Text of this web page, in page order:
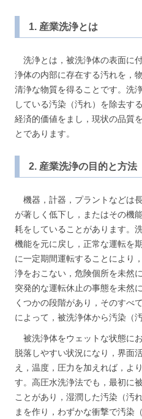
1. 産業洗浄とは
洗浄とは，被洗浄体の表面に
浄体の内部に存在する汚れを，
清浄な物質を得ることです。洗
している汚染（汚れ）を除去す
経済的価値をまし，現状の品質
とであります。
2. 産業洗浄の目的と方法
機器，計器，プラントなどは
が著しく低下し，またはその機
耗をしていることがあります。
機能を元に戻し，正常な運転を
に一定期間運転することにより
浄をおこない，危険個所を未然
突発的な運転休止の事態を未然
くつかの段階があり，そのすべ
によって，被洗浄体から汚染（
被洗浄体をウェットな状態に
脱落しやすい状況になり，界面
え，温度，圧力を加えれば，よ
す。高圧水洗浄法でも，最初に
ことがあり，湿潤した汚染（汚
まを作り，わずかな衝撃で汚染